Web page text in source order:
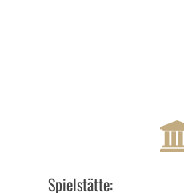
Spielstätte: